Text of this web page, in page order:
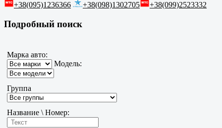
+38(095)1236366 +38(098)1302705 +38(099)2523332
Подробный поиск
Марка авто:
Модель:
Группа
Название \ Номер: